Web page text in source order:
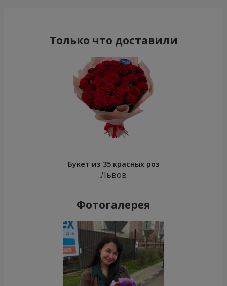
Только что доставили
Букет из 35 красных роз
Львов
Фотогалерея